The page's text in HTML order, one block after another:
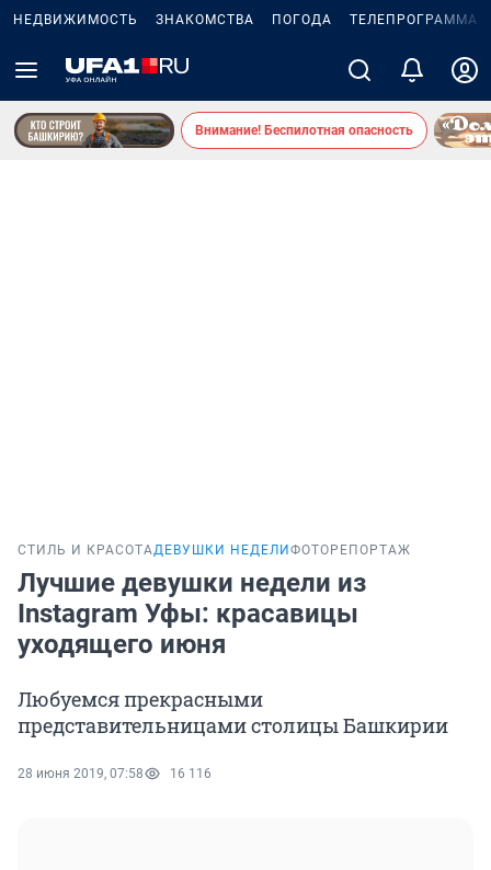
НЕДВИЖИМОСТЬ ЗНАКОМСТВА ПОГОДА ТЕЛЕПРОГРАММА
Внимание! Беспилотная опасность
СТИЛЬ И КРАСОТАДЕВУШКИ НЕДЕЛИ ФОТОРЕПОРТАЖ
Лучшие девушки недели из
Instagram Уфы: красавицы
уходящего июня
Любуемся прекрасными
представительницами столицы Башкирии
28 июня 2019, 07:58 16 116